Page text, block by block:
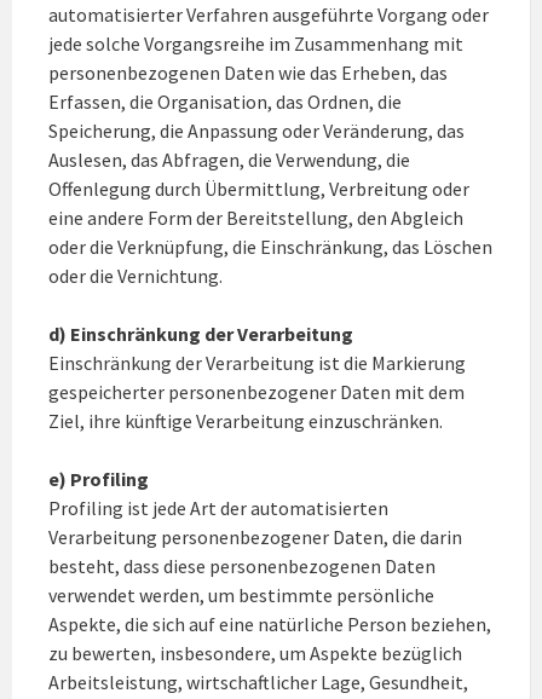
automatisierter Verfahren ausgeführte Vorgang oder
jede solche Vorgangsreihe im Zusammenhang mit
personenbezogenen Daten wie das Erheben, das
Erfassen, die Organisation, das Ordnen, die
Speicherung, die Anpassung oder Veränderung, das
Auslesen, das Abfragen, die Verwendung, die
Offenlegung durch Übermittlung, Verbreitung oder
eine andere Form der Bereitstellung, den Abgleich
oder die Verknüpfung, die Einschränkung, das Löschen
oder die Vernichtung.
d) Einschränkung der Verarbeitung
Einschränkung der Verarbeitung ist die Markierung
gespeicherter personenbezogener Daten mit dem
Ziel, ihre künftige Verarbeitung einzuschränken.
e) Profiling
Profiling ist jede Art der automatisierten
Verarbeitung personenbezogener Daten, die darin
besteht, dass diese personenbezogenen Daten
verwendet werden, um bestimmte persönliche
Aspekte, die sich auf eine natürliche Person beziehen,
zu bewerten, insbesondere, um Aspekte bezüglich
Arbeitsleistung, wirtschaftlicher Lage, Gesundheit,